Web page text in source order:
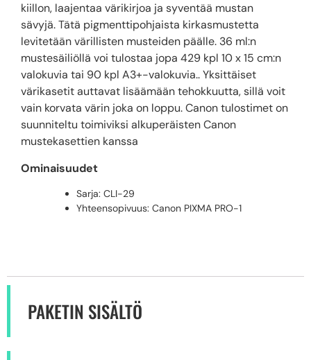
kiillon, laajentaa värikirjoa ja syventää mustan
sävyjä. Tätä pigmenttipohjaista kirkasmustetta
levitetään värillisten musteiden päälle. 36 ml:n
mustesäiliöllä voi tulostaa jopa 429 kpl 10 x 15 cm:n
valokuvia tai 90 kpl A3+-valokuvia..Yksittäiset
värikasetit auttavat lisäämään tehokkuutta, sillä voit
vain korvata värin joka on loppu. Canon tulostimet on
suunniteltu toimiviksi alkuperäisten Canon
mustekasettien kanssa
Ominaisuudet
Sarja: CLI-29
Yhteensopivuus: Canon PIXMA PRO-1
PAKETIN SISÄLTÖ